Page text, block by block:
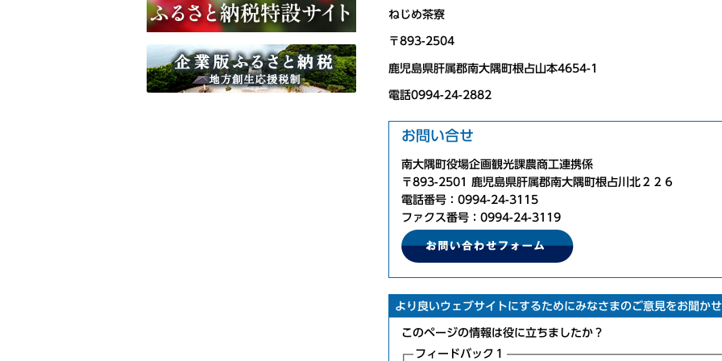
ねじめ茶寮
〒893-2504
鹿児島県肝属郡南大隅町根占山本4654-1
電話0994-24-2882
お問い合せ
南大隅町役場企画観光課農商工連携係
〒893-2501 鹿児島県肝属郡南大隅町根占川北２２６
電話番号：0994-24-3115
ファクス番号：0994-24-3119
より良いウェブサイトにするためにみなさまのご意見をお聞か
このページの情報は役に立ちましたか？
フィードバック１